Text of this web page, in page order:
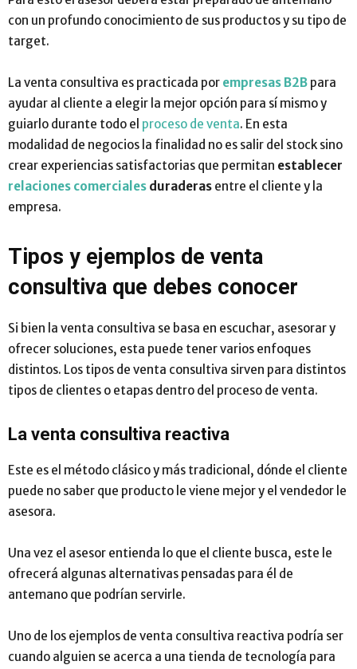
con un profundo conocimiento de sus productos y su tipo de
target.
La venta consultiva es practicada por empresas B2B para
ayudar al cliente a elegir la mejor opción para sí mismo y
guiarlo durante todo el proceso de venta. En esta
modalidad de negocios la finalidad no es salir del stock sino
crear experiencias satisfactorias que permitan establecer
relaciones comerciales duraderas entre el cliente y la
empresa.
Tipos y ejemplos de venta
consultiva que debes conocer
Si bien la venta consultiva se basa en escuchar, asesorar y
ofrecer soluciones, esta puede tener varios enfoques
distintos. Los tipos de venta consultiva sirven para distintos
tipos de clientes o etapas dentro del proceso de venta.
La venta consultiva reactiva
Este es el método clásico y más tradicional, dónde el cliente
puede no saber que producto le viene mejor y el vendedor le
asesora.
Una vez el asesor entienda lo que el cliente busca, este le
ofrecerá algunas alternativas pensadas para él de
antemano que podrían servirle.
Uno de los ejemplos de venta consultiva reactiva podría ser
cuando alguien se acerca a una tienda de tecnología para